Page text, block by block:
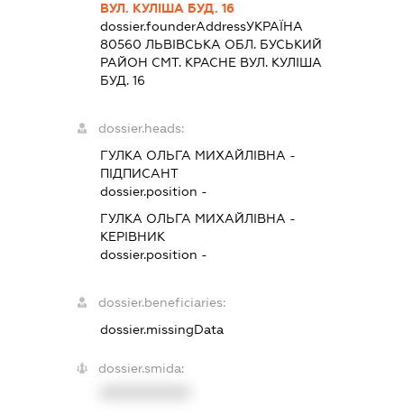
ВУЛ. КУЛІША БУД. 16
dossier.founderAddressУКРАЇНА
80560 ЛЬВIВСЬКА ОБЛ. БУСЬКИЙ
РАЙОН СМТ. КРАСНЕ ВУЛ. КУЛІША
БУД. 16
dossier.heads:
ГУЛКА ОЛЬГА МИХАЙЛІВНА -
ПІДПИСАНТ
dossier.position -
ГУЛКА ОЛЬГА МИХАЙЛІВНА -
КЕРІВНИК
dossier.position -
dossier.beneficiaries:
dossier.missingData
dossier.smida: